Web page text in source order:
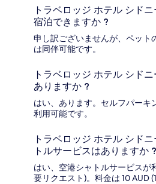
トラベロッジ ホテル シド
宿泊できますか ?
申し訳ございませんが、ペット
は同伴可能です。
トラベロッジ ホテル シド
ありますか ?
はい、あります。セルフパーキ
利用可能です。
トラベロッジ ホテル シド
トルサービスはありますか ?
はい、空港シャトルサービスが
要リクエスト)。料金は 10 AUD